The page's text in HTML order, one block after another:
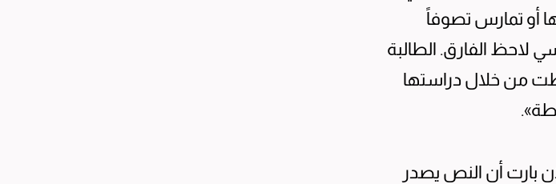
أو تمارس تصوفاً
لاحظ الفارق. الطالبة
من خلال دراستها
بارت أن النص يصدر